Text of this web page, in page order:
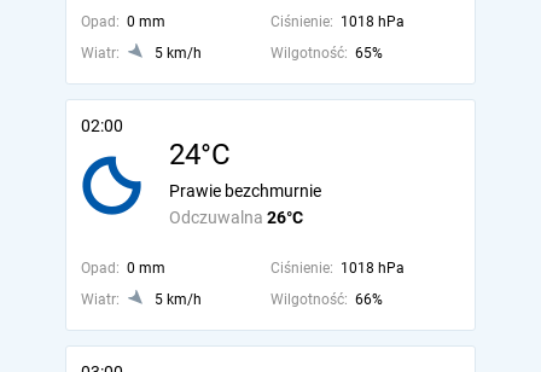
Opad: 0 mm Ciśnienie: 1018 hPa
Wiatr:
5 km/h Wilgotność: 65%
02:00
24°C
Odczuwalna 26°C
Prawie bezchmurnie
Opad: 0 mm Ciśnienie: 1018 hPa
Wiatr:
5 km/h Wilgotność: 66%